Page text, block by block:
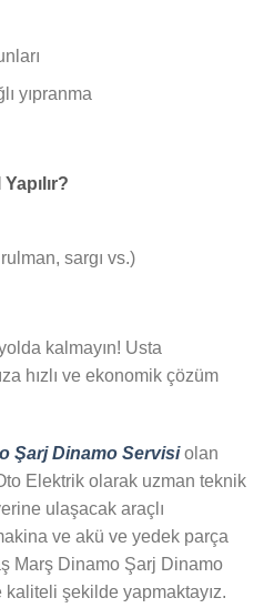
yıpranma
sargı vs.)
kalmayın! Usta
hızlı ve ekonomik çözüm
Şarj Dinamo Servisiolan
Elektrik olarak uzman teknik
ulaşacak araçlı
ve akü ve yedek parça
Marş Dinamo Şarj Dinamo
kaliteli şekilde yapmaktayız.